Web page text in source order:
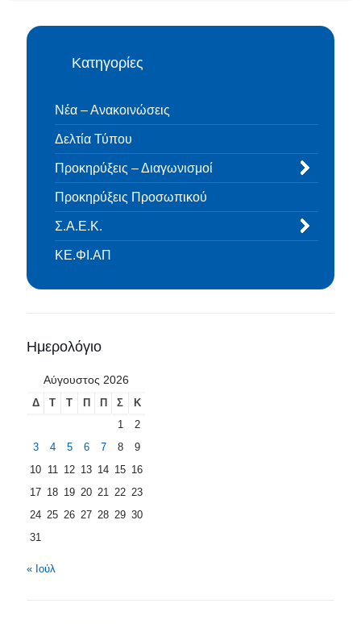
Κατηγορίες
Νέα – Ανακοινώσεις
Δελτία Τύπου
Προκηρύξεις – Διαγωνισμοί
Προκηρύξεις Προσωπικού
Σ.Α.Ε.Κ.
ΚΕ.ΦΙ.ΑΠ
Ημερολόγιο
Αύγουστος 2026
Δ Τ Τ Π Π Σ
Κ
1
2
3
4 5 6 7 8
9
10 11 12 13 14 15 16
17 18 19 20 21 22 23
24 25 26 27 28 29 30
31
« Ιούλ